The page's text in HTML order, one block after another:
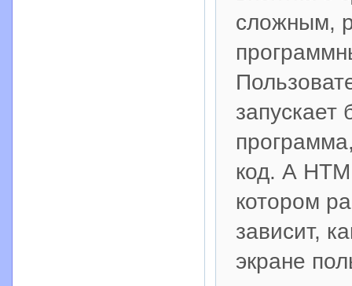
сложным,
код. А
котором
зависит,
экране